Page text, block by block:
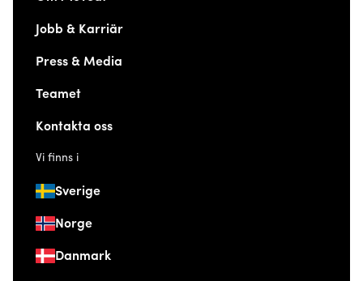
Jobb & Karriär
Press & Media
Teamet
Kontakta oss
Vi finns i
Sverige
Norge
Danmark